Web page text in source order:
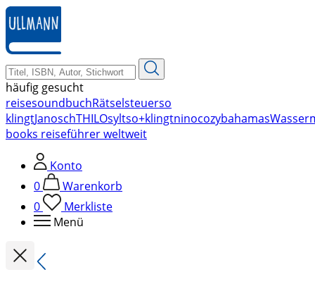
zum
Hauptinhalt
springen
häufig gesucht
reisesoundbuchRätselsteuerso
klingtJanoschTHILOsyltso+klingtninocozybahamas
books reiseführer weltweit
Konto
0
Warenkorb
0
Merkliste
Menü